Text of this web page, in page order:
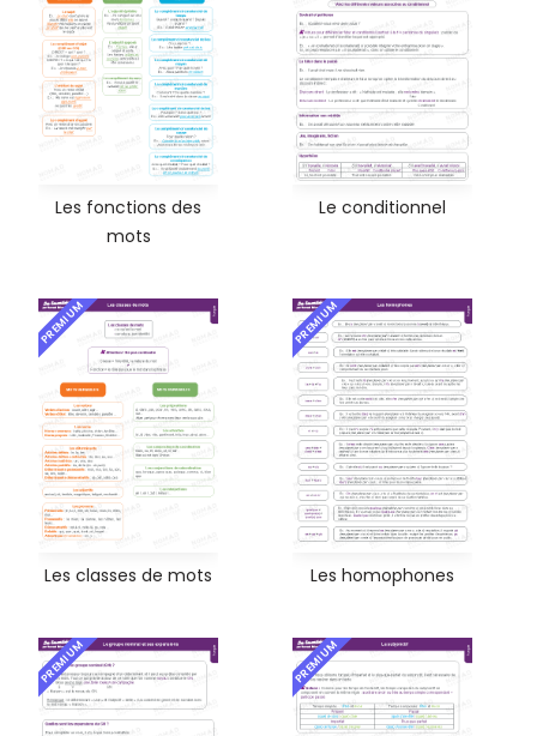
Les fonctions des
mots
Le conditionnel
PREMIUM
Les classes de mots
PREMIUM
Les homophones
PREMIUM PREMIUM